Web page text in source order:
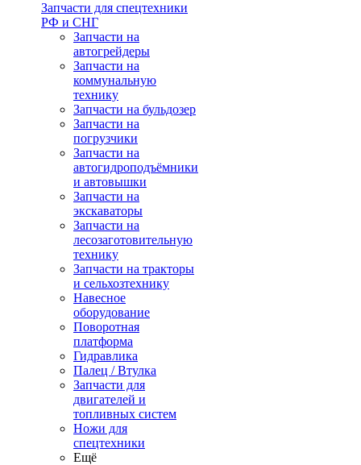
Запчасти для спецтехники
РФ и СНГ
Запчасти на
автогрейдеры
Запчасти на
коммунальную
технику
Запчасти на бульдозер
Запчасти на
погрузчики
Запчасти на
автогидроподъёмники
и автовышки
Запчасти на
экскаваторы
Запчасти на
лесозаготовительную
технику
Запчасти на тракторы
и сельхозтехнику
Навесное
оборудование
Поворотная
платформа
Гидравлика
Палец / Втулка
Запчасти для
двигателей и
топливных систем
Ножи для
спецтехники
Ещё